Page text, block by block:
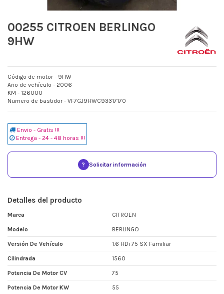
00255 CITROEN BERLINGO
9HW
Código de motor - 9HW
Año de vehículo - 2006
KM - 126000
Numero de bastidor - VF7GJ9HWC93317170
Envio - Gratis !!!
Entrega - 24 - 48 horas !!!
? Solicitar información
Detalles del producto
Marca CITROEN
Modelo BERLINGO
Versión De Vehículo 1.6 HDi 75 SX Familiar
Cilindrada 1560
Potencia De Motor CV 75
Potencia De Motor KW 55